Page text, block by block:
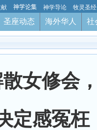
神学论集 神学导论 牧灵圣经
圣座动态 海外华人 社
女修会
定感冤枉